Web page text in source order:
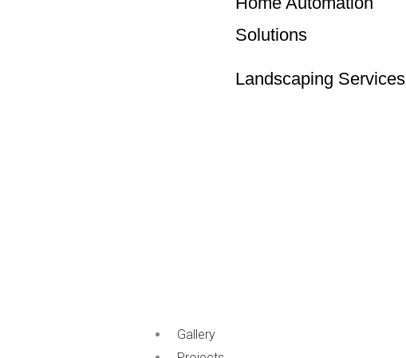
Solutions
Landscaping Services
Gallery